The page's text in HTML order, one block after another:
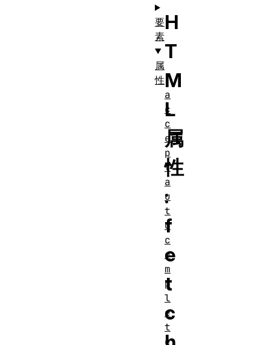
H
T
M
L
属
性
:
f
e
t
c
要
素
属
性
a
c
c
e
p
t
a
u
t
o
c
o
m
p
l
e
t
e